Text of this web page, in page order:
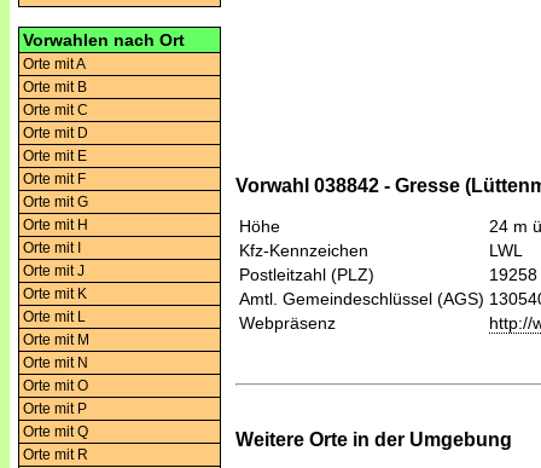
Vorwahlen nach Ort
Orte mit A
Orte mit B
Orte mit C
Orte mit D
Orte mit E
Orte mit F
Orte mit G
Orte mit H
Orte mit I
Orte mit J
Orte mit K
Orte mit L
Orte mit M
Orte mit N
Orte mit O
Orte mit P
Orte mit Q
Orte mit R
Vorwahl 038842 - Gresse
Höhe
24 m
Kfz-Kennzeichen
LWL
Postleitzahl (PLZ)
19258
Amtl. Gemeindeschlüssel (AGS)
Webpräsenz
http://
Weitere Orte in der Umgebung